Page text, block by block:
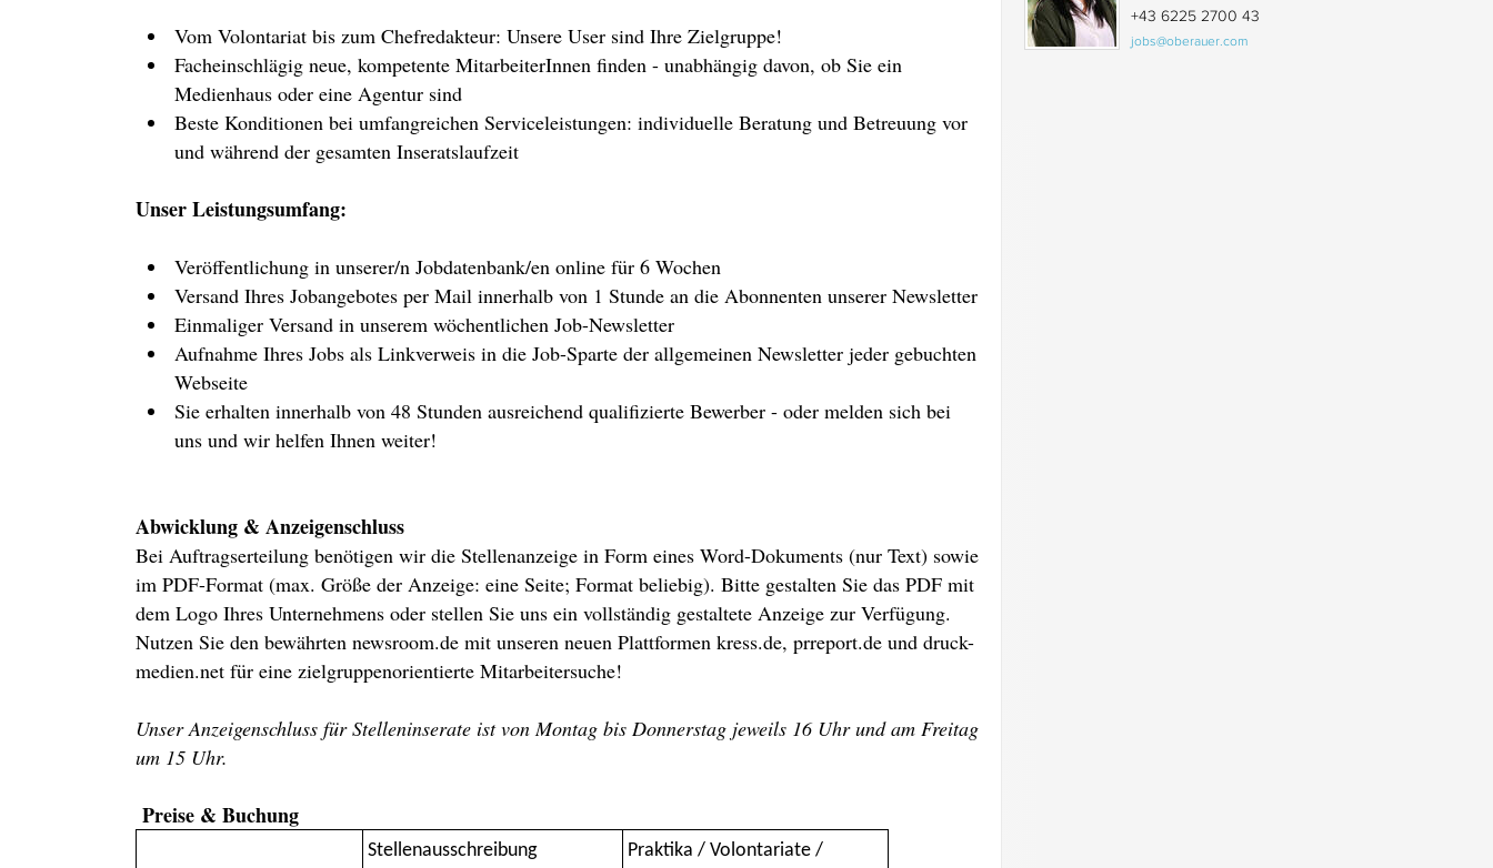
Vom Volontariat bis zum Chefredakteur: Unsere User sind Ihre Zielgruppe!
Facheinschlägig neue, kompetente MitarbeiterInnen finden - unabhängig davon, ob Sie ein
Medienhaus oder eine Agentur sind
Beste Konditionen bei umfangreichen Serviceleistungen: individuelle Beratung und Betreuung vor
und während der gesamten Inseratslaufzeit
Unser Leistungsumfang:
Veröffentlichung in unserer/n Jobdatenbank/en online für 6 Wochen
Versand Ihres Jobangebotes per Mail innerhalb von 1 Stunde an die Abonnenten unserer Newsletter
Einmaliger Versand in unserem wöchentlichen Job-Newsletter
Aufnahme Ihres Jobs als Linkverweis in die Job-Sparte der allgemeinen Newsletter jeder gebuchten
Webseite
Sie erhalten innerhalb von 48 Stunden ausreichend qualifizierte Bewerber - oder melden sich bei
uns und wir helfen Ihnen weiter!
Abwicklung & Anzeigenschluss
Bei Auftragserteilung benötigen wir die Stellenanzeige in Form eines Word-Dokuments (nur Text) sowie
im PDF-Format (max. Größe der Anzeige: eine Seite; Format beliebig). Bitte gestalten Sie das PDF mit
dem Logo Ihres Unternehmens oder stellen Sie uns ein vollständig gestaltete Anzeige zur Verfügung.
Nutzen Sie den bewährten newsroom.de mit unseren neuen Plattformen kress.de, prreport.de und druck-
medien.net für eine zielgruppenorientierte Mitarbeitersuche!
Unser Anzeigenschluss für Stelleninserate ist von Montag bis Donnerstag jeweils 16 Uhr und am Freitag
um 15 Uhr.
Preise & Buchung
Stellenausschreibung
Praktika / Volontariate /
+43 6225 2700 43
jobs@oberauer.com